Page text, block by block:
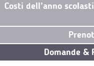
Costi dell’anno
Domande &